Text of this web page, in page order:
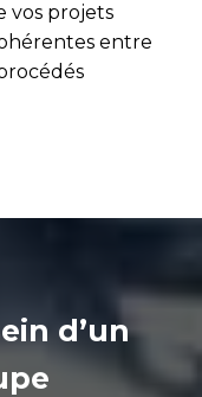
vos projets
entre
d’un